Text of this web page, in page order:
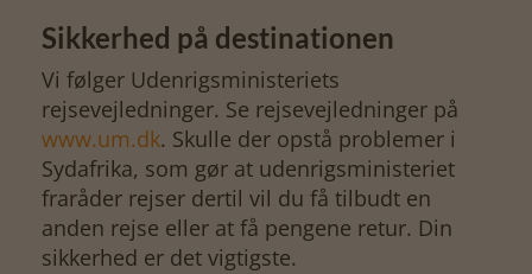
Sikkerhed på destinationen
Vi følger Udenrigsministeriets
rejsevejledninger. Se rejsevejledninger på
www.um.dk. Skulle der opstå problemer i
Sydafrika, som gør at udenrigsministeriet
fraråder rejser dertil vil du få tilbudt en
anden rejse eller at få pengene retur. Din
sikkerhed er det vigtigste.